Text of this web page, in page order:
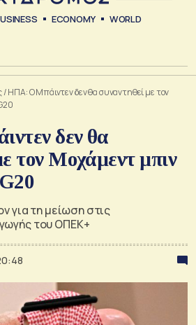
ECONOMY WORLD
/ΗΠΑ: Ο Μπάιντεν δεν θα συναντηθεί με τον
δεν θα
τον Μοχάμεντ μπιν
για τη μείωση στις
του ΟΠΕΚ+